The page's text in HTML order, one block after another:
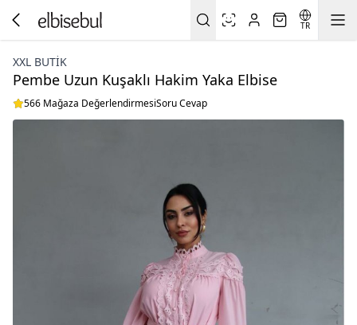
TR
XXL BUTİK
Pembe Uzun Kuşaklı Hakim Yaka Elbise
566 Mağaza DeğerlendirmesiSoru Cevap